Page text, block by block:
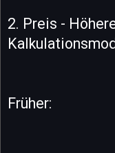
2. Preis -
Früher: